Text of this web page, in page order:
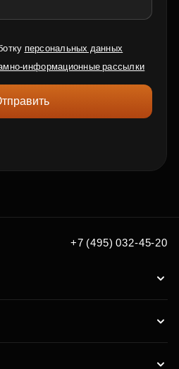
персональных данных
информационные рассылки
+7 (495) 032-45-20